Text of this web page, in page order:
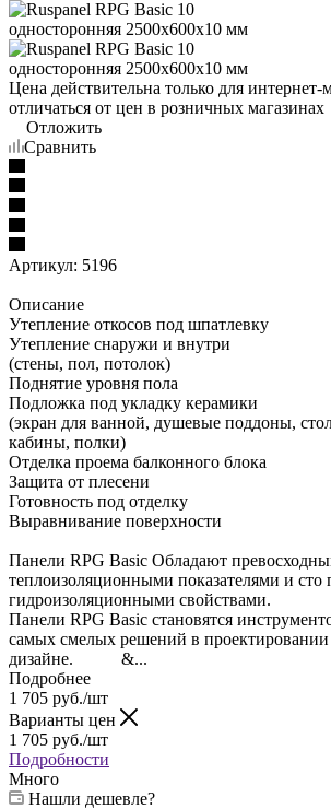
Цена действительна только для
отличаться от цен в розничных магазинах
Отложить
Сравнить
Артикул: 5196
Описание
Утепление откосов под шпатлевку
Утепление снаружи и внутри
(стены, пол, потолок)
Поднятие уровня пола
Подложка под укладку керамики
(экран для ванной, душевые поддоны,
кабины, полки)
Отделка проема балконного блока
Защита от плесени
Готовность под отделку
Выравнивание поверхности
Панели RPG Basic Обладают
теплоизоляционными показателями и
гидроизоляционными
Панели RPG Basic становятся
самых смелых решений в
дизайне. &...
Подробнее
1 705 руб./шт
Варианты цен
1 705 руб./шт
Подробности
Много
Нашли дешевле?